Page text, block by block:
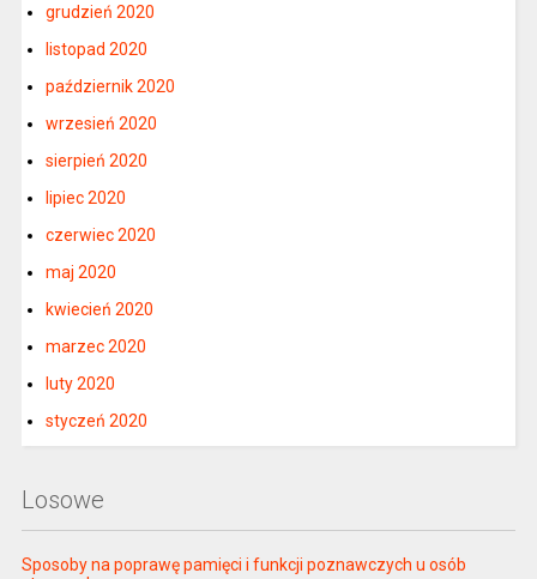
grudzień 2020
listopad 2020
październik 2020
wrzesień 2020
sierpień 2020
lipiec 2020
czerwiec 2020
maj 2020
kwiecień 2020
marzec 2020
luty 2020
styczeń 2020
Losowe
Sposoby na poprawę pamięci i funkcji poznawczych u osób